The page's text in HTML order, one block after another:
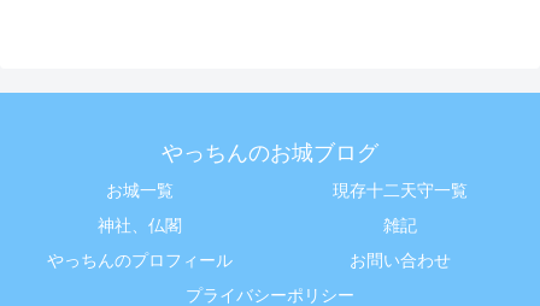
やっちんのお城ブログ
お城一覧
現存十二天守一覧
神社、仏閣
雑記
やっちんのプロフィール
お問い合わせ
プライバシーポリシー